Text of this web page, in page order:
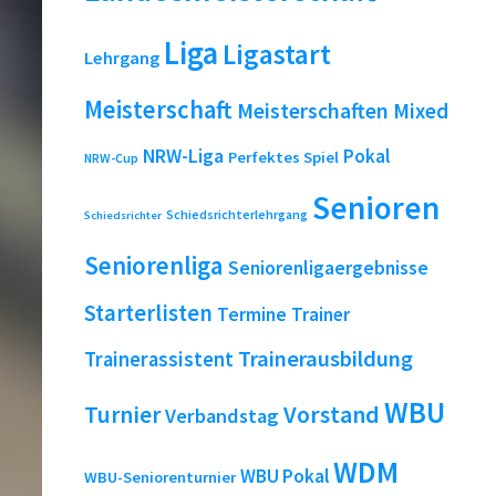
Lehrgang Liga Ligastart
Meisterschaft Meisterschaften Mixed
NRW-Cup NRW-Liga Perfektes Spiel Pokal
Schiedsrichter Schiedsrichterlehrgang Senioren
Seniorenliga Seniorenligaergebnisse
Starterlisten Termine Trainer
Trainerassistent Trainerausbildung
TurnierVerbandstag Vorstand WBU
WBU-Seniorenturnier WBU PokalWDM